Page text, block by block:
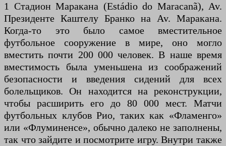
1 Стадион Маракана (Estádio do Maracanã), Av.
Президенте Каштелу Бранко на Av. Маракана.
Когда-то это было самое вместительное
футбольное сооружение в мире, оно могло
вместить почти 200 000 человек. В наше время
вместимость была уменьшена из соображений
безопасности и введения сидений для всех
болельщиков. Он находится на реконструкции,
чтобы расширить его до 80 000 мест. Матчи
футбольных клубов Рио, таких как «Фламенго»
или «Флуминенсе», обычно далеко не заполнены,
так что зайдите и посмотрите игру. Внутри также